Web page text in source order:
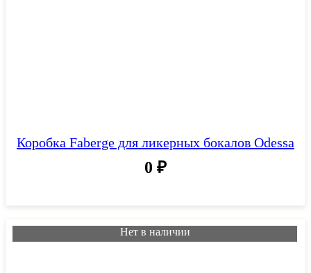
Коробка Faberge для ликерных бокалов Odessa
0 ₽
Нет в наличии